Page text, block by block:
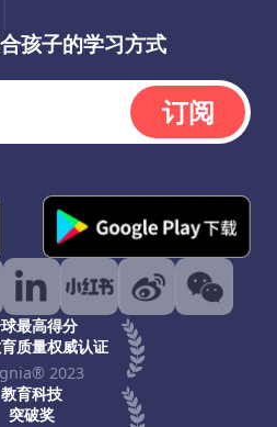
孩子的学习方式
订阅
最高得分
质量权威认证
2023
教育科技
突破奖